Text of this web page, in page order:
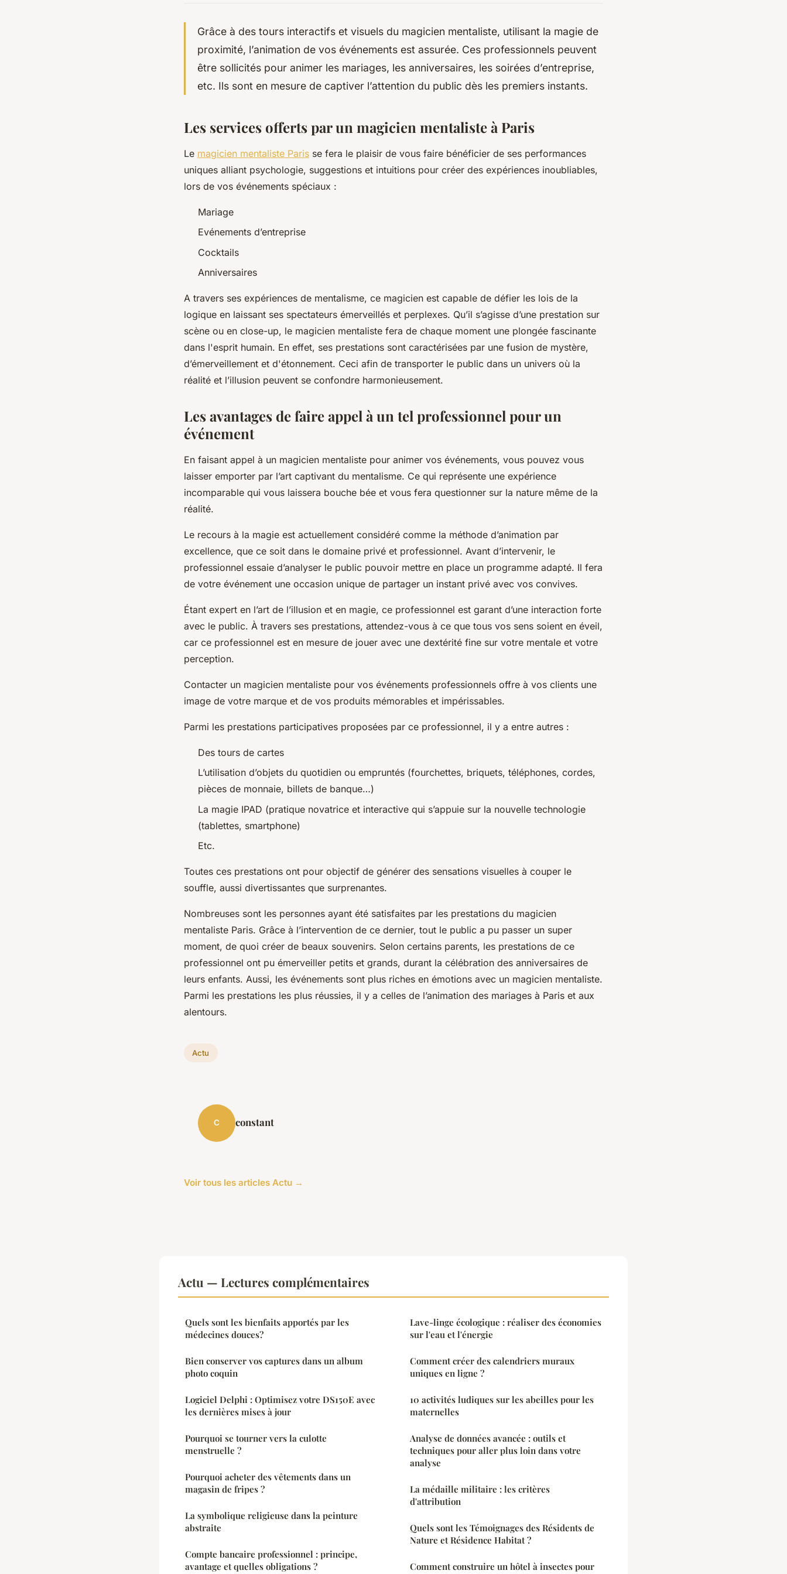
Grâce à des tours interactifs et visuels du magicien mentaliste, utilisant la magie de
proximité, l’animation de vos événements est assurée. Ces professionnels peuvent
être sollicités pour animer les mariages, les anniversaires, les soirées d’entreprise,
etc. Ils sont en mesure de captiver l’attention du public dès les premiers instants.
Les services offerts par un magicien mentaliste à Paris
Le magicien mentaliste Paris se fera le plaisir de vous faire bénéficier de ses performances
uniques alliant psychologie, suggestions et intuitions pour créer des expériences inoubliables,
lors de vos événements spéciaux :
Mariage
Evénements d’entreprise
Cocktails
Anniversaires
A travers ses expériences de mentalisme, ce magicien est capable de défier les lois de la
logique en laissant ses spectateurs émerveillés et perplexes. Qu’il s’agisse d’une prestation sur
scène ou en close-up, le magicien mentaliste fera de chaque moment une plongée fascinante
dans l'esprit humain. En effet, ses prestations sont caractérisées par une fusion de mystère,
d’émerveillement et d'étonnement. Ceci afin de transporter le public dans un univers où la
réalité et l’illusion peuvent se confondre harmonieusement.
Les avantages de faire appel à un tel professionnel pour un
événement
En faisant appel à un magicien mentaliste pour animer vos événements, vous pouvez vous
laisser emporter par l’art captivant du mentalisme. Ce qui représente une expérience
incomparable qui vous laissera bouche bée et vous fera questionner sur la nature même de la
réalité.
Le recours à la magie est actuellement considéré comme la méthode d’animation par
excellence, que ce soit dans le domaine privé et professionnel. Avant d’intervenir, le
professionnel essaie d’analyser le public pouvoir mettre en place un programme adapté. Il fera
de votre événement une occasion unique de partager un instant privé avec vos convives.
Étant expert en l’art de l’illusion et en magie, ce professionnel est garant d’une interaction forte
avec le public. À travers ses prestations, attendez-vous à ce que tous vos sens soient en éveil,
car ce professionnel est en mesure de jouer avec une dextérité fine sur votre mentale et votre
perception.
Contacter un magicien mentaliste pour vos événements professionnels offre à vos clients une
image de votre marque et de vos produits mémorables et impérissables.
Parmi les prestations participatives proposées par ce professionnel, il y a entre autres :
Des tours de cartes
L’utilisation d’objets du quotidien ou empruntés (fourchettes, briquets, téléphones, cordes,
pièces de monnaie, billets de banque…)
La magie IPAD (pratique novatrice et interactive qui s’appuie sur la nouvelle technologie
(tablettes, smartphone)
Etc.
Toutes ces prestations ont pour objectif de générer des sensations visuelles à couper le
souffle, aussi divertissantes que surprenantes.
Nombreuses sont les personnes ayant été satisfaites par les prestations du magicien
mentaliste Paris. Grâce à l’intervention de ce dernier, tout le public a pu passer un super
moment, de quoi créer de beaux souvenirs. Selon certains parents, les prestations de ce
professionnel ont pu émerveiller petits et grands, durant la célébration des anniversaires de
leurs enfants. Aussi, les événements sont plus riches en émotions avec un magicien mentaliste.
Parmi les prestations les plus réussies, il y a celles de l’animation des mariages à Paris et aux
alentours.
Actu
C constant
Voir tous les articles Actu →
Actu — Lectures complémentaires
Quels sont les bienfaits apportés par les
médecines douces?
Bien conserver vos captures dans un album
photo coquin
Logiciel Delphi : Optimisez votre DS150E avec
les dernières mises à jour
Pourquoi se tourner vers la culotte
menstruelle ?
Pourquoi acheter des vêtements dans un
magasin de fripes ?
La symbolique religieuse dans la peinture
abstraite
Compte bancaire professionnel : principe,
avantage et quelles obligations ?
Lave-linge écologique : réaliser des économies
sur l'eau et l'énergie
Comment créer des calendriers muraux
uniques en ligne ?
10 activités ludiques sur les abeilles pour les
maternelles
Analyse de données avancée : outils et
techniques pour aller plus loin dans votre
analyse
La médaille militaire : les critères
d'attribution
Quels sont les Témoignages des Résidents de
Nature et Résidence Habitat ?
Comment construire un hôtel à insectes pour